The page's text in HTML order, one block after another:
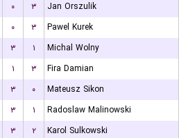
۰ ۳
Jan Orszulik
۰ ۳
Pawel Kurek
۳ ۱
Michal Wolny
۱ ۳
Fira Damian
۳ ۰
Mateusz Sikon
۳ ۱
Radoslaw Malinowski
۳ ۲
Karol Sulkowski